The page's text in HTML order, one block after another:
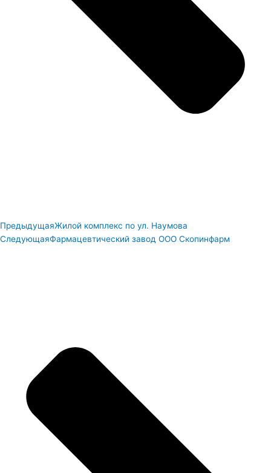
ПредыдущаяЖилой комплекс по ул. Наумова
СледующаяФармацевтический завод ООО Скопинфарм